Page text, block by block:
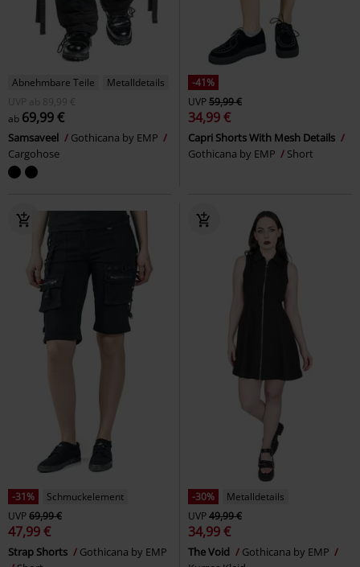
Abnehmbare Teile
Metalldetails
UVP
ab 89,99 €
ab 69,99 €
Samsaveel
Gothicana by EMP
Cargohose
-41%
UVP59,99 €
34,99 €
Capri Shorts With Mesh Details
Gothicana by EMP
Short
-31%
Schmuckelement
UVP69,99 €
47,99 €
Strap Shorts
Gothicana by EMP
-30%
Metalldetails
UVP49,99 €
34,99 €
The Void
Gothicana by EMP